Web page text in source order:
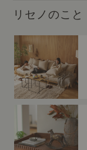
リセノのこと